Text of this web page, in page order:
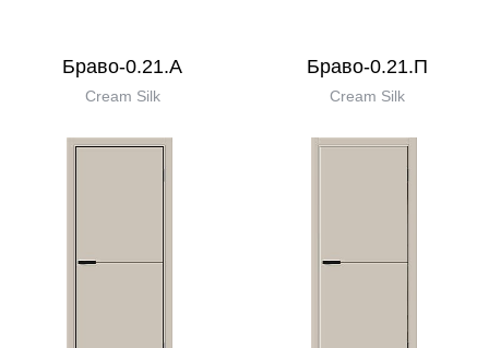
Браво-0.21.А
Cream Silk
Браво-0.21.П
Cream Silk